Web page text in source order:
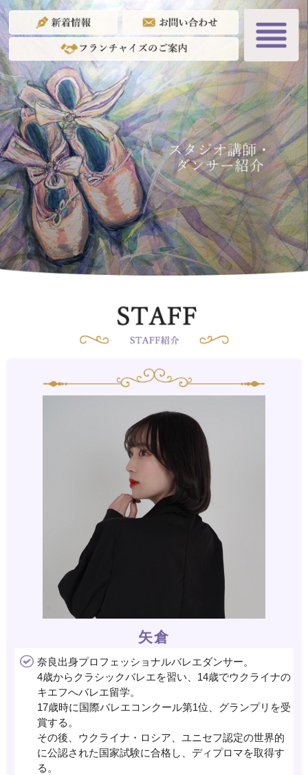
矢倉
奈良出身プロフェッショナルバレエダンサー。
4歳からクラシックバレエを習い、14歳でウクライナの
キエフへバレエ留学。
17歳時に国際バレエコンクール第1位、グランプリを受
賞する。
その後、ウクライナ・ロシア、ユニセフ認定の世界的
に公認された国家試験に合格し、ディプロマを取得す
る。